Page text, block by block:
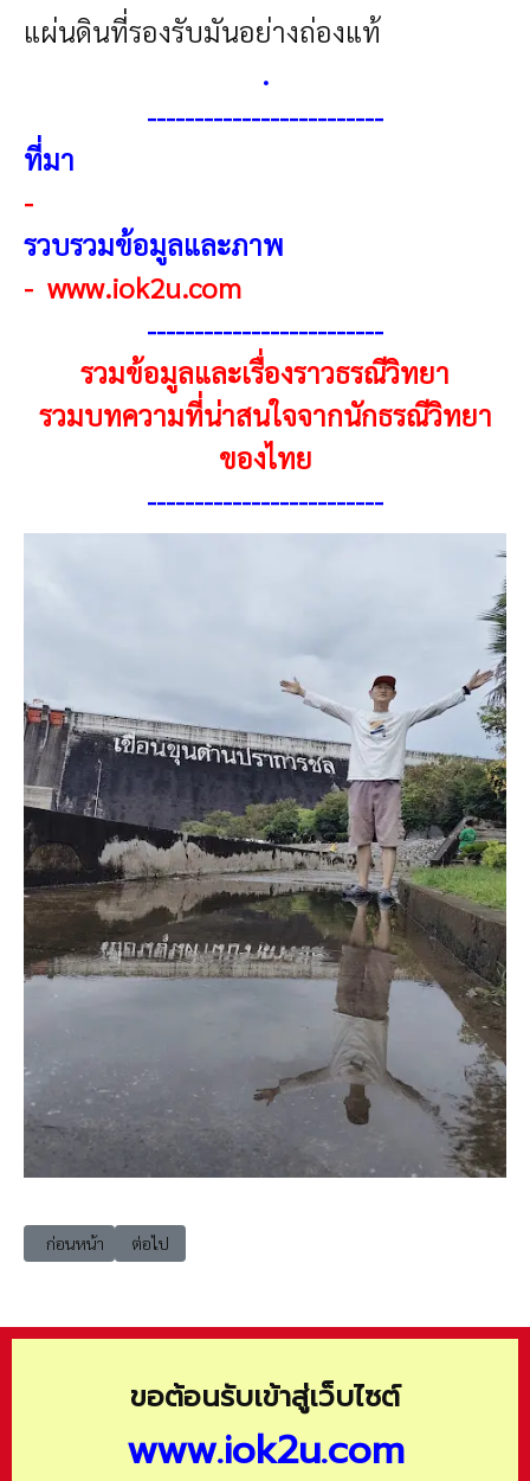
แผ่นดินที่รองรับมันอย่างถ่องแท้
.
-------------------------
ที่มา
-
รวบรวมข้อมูลและภาพ
- www.iok2u.com
-------------------------
รวมข้อมูลและเรื่องราวธรณีวิทยา
รวมบทความที่น่าสนใจจากนักธรณีวิทยา
ของไทย
-------------------------
เนื้อหาก่อนหน้า: Geo114 ความรู้เรื่องเขื่อน (Dam)
ก่อนหน้า เนื้อหาถัดไป: Geo115 ธรณีวิทยาโบราณคดี (Archaeological
ต่อไป
ขอต้อนรับเข้าสู่เว็บไซต์
www.iok2u.com